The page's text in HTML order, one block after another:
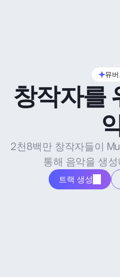
뮤버
창작자를
2천8백만 창작자들이
통해 음악을 생
트랙 생성